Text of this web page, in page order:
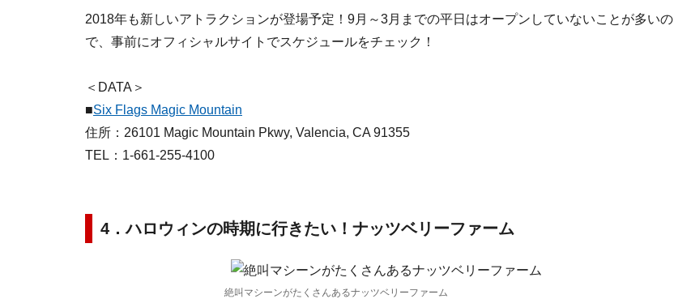
2018年も新しいアトラクションが登場予定！9月～3月までの平日はオープンしていないことが多いの
で、事前にオフィシャルサイトでスケジュールをチェック！
＜DATA＞
■Six Flags Magic Mountain
住所：26101 Magic Mountain Pkwy, Valencia, CA 91355
TEL：1-661-255-4100
4．ハロウィンの時期に行きたい！ナッツベリーファーム
絶叫マシーンがたくさんあるナッツベリーファーム